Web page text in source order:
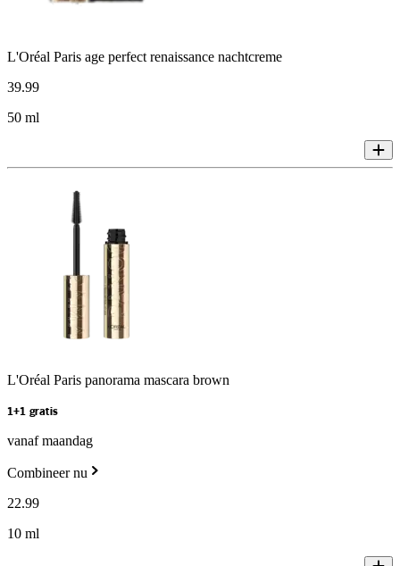
L'Oréal Paris age perfect renaissance nachtcreme
39.99
50 ml
L'Oréal Paris panorama mascara brown
1+1 gratis
vanaf maandag
Combineer nu
22.99
10 ml